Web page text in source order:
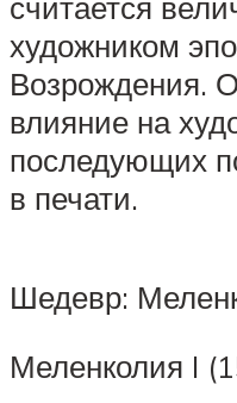
художником
Возрождения.
влияние на
последующих
в печати.
Шедевр:
Меленколия I